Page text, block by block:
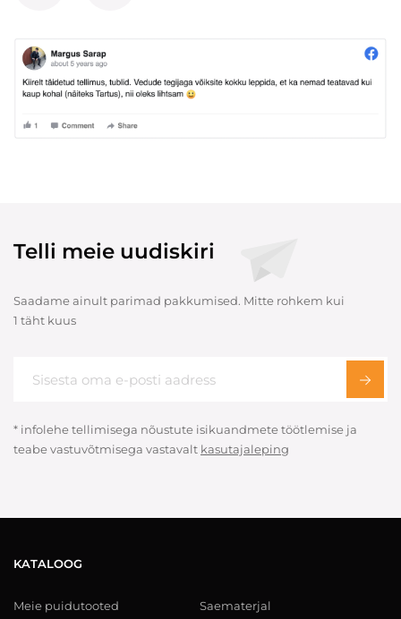
Telli meie uudiskiri
Saadame ainult parimad pakkumised. Mitte rohkem kui
1 täht kuus
* infolehe tellimisega nõustute isikuandmete töötlemise ja
teabe vastuvõtmisega vastavalt kasutajaleping
KATALOOG
Meie puidutooted Saematerjal